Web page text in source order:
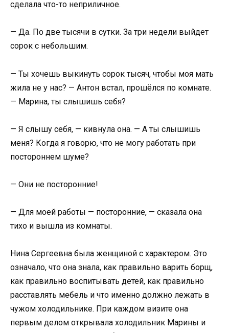
сделала что-то неприличное.
— Да. По две тысячи в сутки. За три недели выйдет
сорок с небольшим.
— Ты хочешь выкинуть сорок тысяч, чтобы моя мать
жила не у нас? — Антон встал, прошёлся по комнате.
— Марина, ты слышишь себя?
— Я слышу себя, — кивнула она. — А ты слышишь
меня? Когда я говорю, что не могу работать при
постороннем шуме?
— Они не посторонние!
— Для моей работы — посторонние, — сказала она
тихо и вышла из комнаты.
Нина Сергеевна была женщиной с характером. Это
означало, что она знала, как правильно варить борщ,
как правильно воспитывать детей, как правильно
расставлять мебель и что именно должно лежать в
чужом холодильнике. При каждом визите она
первым делом открывала холодильник Марины и